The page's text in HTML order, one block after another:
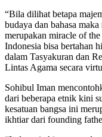
“Bila dilihat betapa
budaya dan bahasa
merupakan miracle of
Indonesia bisa bertahan
dalam Tasyakuran dan
Lintas Agama secara
Sohibul Iman
dari beberapa etnik kini
kesatuan bangsa ini
ikhtiar dari founding